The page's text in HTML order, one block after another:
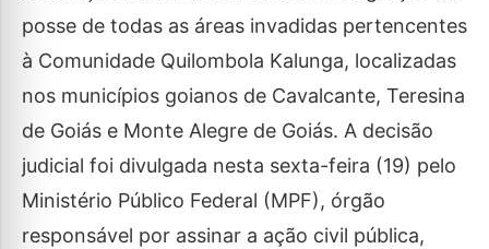
posse de todas as áreas invadidas pertencentes
à Comunidade Quilombola Kalunga, localizadas
nos municípios goianos de Cavalcante, Teresina
de Goiás e Monte Alegre de Goiás. A decisão
judicial foi divulgada nesta sexta-feira (19) pelo
Ministério Público Federal (MPF), órgão
responsável por assinar a ação civil pública,